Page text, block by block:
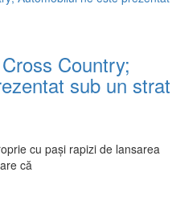
Country;
sub un strat
cu paşi rapizi de lansarea
că